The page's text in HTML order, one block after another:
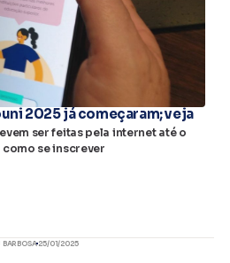
2025 já começaram; veja
ser feitas pela internet até o
se inscrever
BARBOSA 25/01/2025